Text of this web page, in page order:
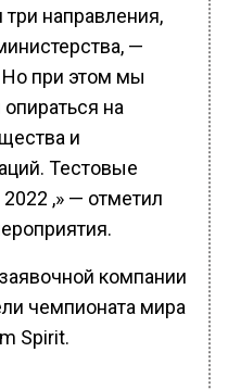
направления,
—
Но при этом мы
на
и
Тестовые
,» — отметил
компании
чемпионата мира
Spirit.